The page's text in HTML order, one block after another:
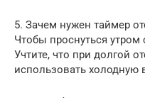
5. Зачем нужен таймер
Чтобы проснуться утром
Учтите, что при долгой
использовать холодную